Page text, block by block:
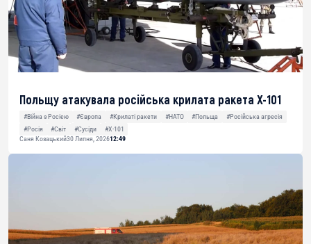
Польщу атакувала російська крилата ракета Х-101
#Війна з Росією #Європа #Крилаті ракети #НАТО #Польща
#Російська агресія
#Росія
#Світ #Сусіди
#Х-101
Саня Козацький30 Липня, 202612:49